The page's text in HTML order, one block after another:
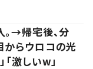
。→帰宅後、分
らウロコの光
激しいw」